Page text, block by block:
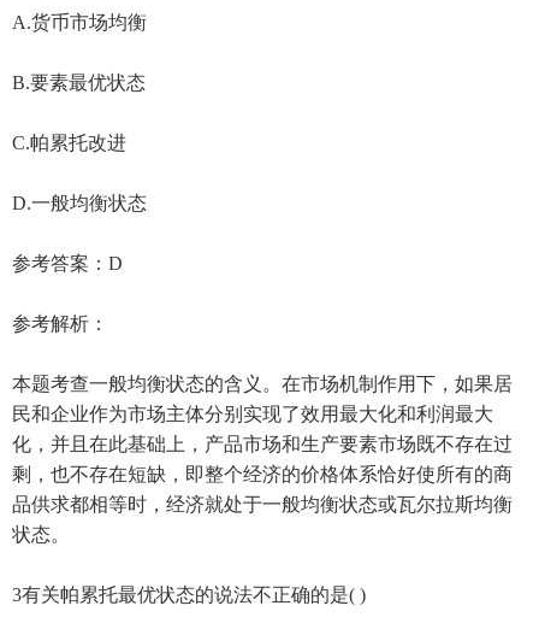
A.货币市场均衡
B.要素最优状态
C.帕累托改进
D.一般均衡状态
参考答案：D
参考解析：
本题考查一般均衡状态的含义。在市场机制作用下，如果居
民和企业作为市场主体分别实现了效用最大化和利润最大
化，并且在此基础上，产品市场和生产要素市场既不存在过
剩，也不存在短缺，即整个经济的价格体系恰好使所有的商
品供求都相等时，经济就处于一般均衡状态或瓦尔拉斯均衡
状态。
3有关帕累托最优状态的说法不正确的是( )